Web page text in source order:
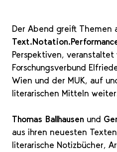
Der Abend greift Themen
Perspektiven,
Forschungsverbund
Wien und der MUK, auf
literarischen Mitteln
Thomas Ballhausen und
aus ihren neuesten
literarische Notizbücher,